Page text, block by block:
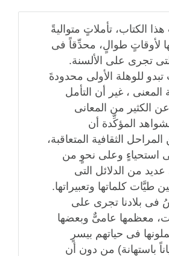
الكتاب، تأملاتٍ متواليةً
لأوقاتٍ طوالٍ، محدِّقاً فى
تجرى على الألسنة.
للوهلة الأولى محدودةَ
المعنى ، غير أن التأمل
الكثير من المعانى
المؤكِّدة أن
الثقافية المتعاقبة،
استحياءٍ وعلى نحوٍ من
من الدلائل التى
طيَّات كلماتها وتعبيراتها.
فى بلادنا تجرى على
معظمها عامىٌّ وبعضها
فى حياتهم بيسرٍ
باستهانة) من دون أن